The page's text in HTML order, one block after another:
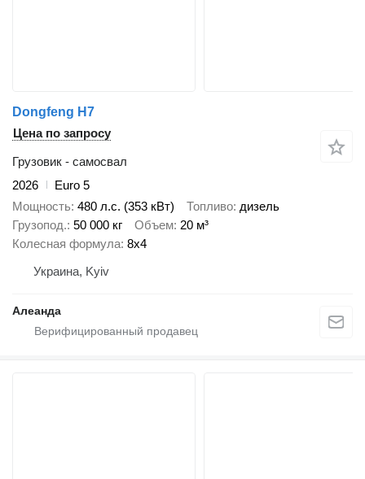
Dongfeng H7
Цена по запросу
Грузовик - самосвал
2026
Euro 5
Мощность 480 л.с. (353 кВт) Топливо дизель
Грузопод. 50 000 кг Объем 20 м³
Колесная формула 8x4
Украина, Kyiv
Алеанда